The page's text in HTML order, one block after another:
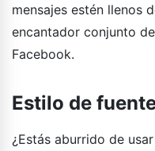
mensajes estén llenos
encantador conjunto
Facebook.
Estilo de
¿Estás aburrido de